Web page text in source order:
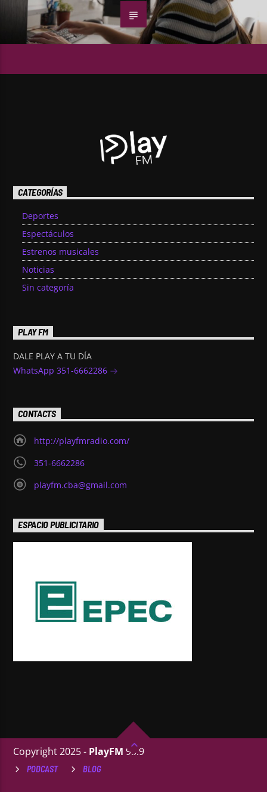
CATEGORÍAS
Deportes
Espectáculos
Estrenos musicales
Noticias
Sin categoría
PLAY FM
DALE PLAY A TU DÍA
WhatsApp 351-6662286
CONTACTS
http://playfmradio.com/
351-6662286
playfm.cba@gmail.com
ESPACIO PUBLICITARIO
Copyright 2025 - PlayFM 95.9
PODCAST BLOG